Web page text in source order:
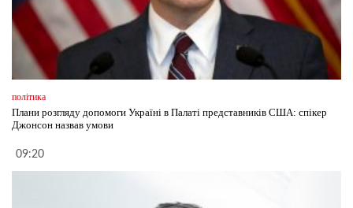
політика
Плани розгляду допомоги Україні в Палаті представників США: спікер
Джонсон назвав умови
09:20